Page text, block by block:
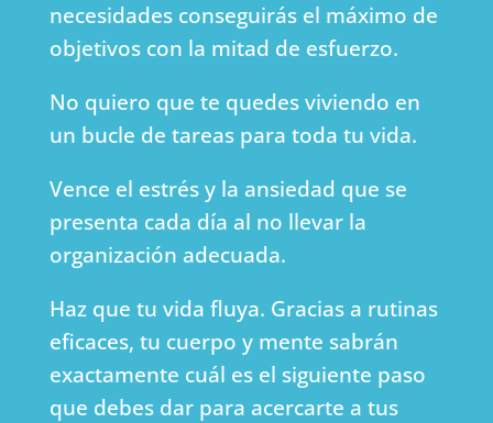
necesidades conseguirás el máximo de
objetivos con la mitad de esfuerzo.
No quiero que te quedes viviendo en
un bucle de tareas para toda tu vida.
Vence el estrés y la ansiedad que se
presenta cada día al no llevar la
organización adecuada.
Haz que tu vida fluya. Gracias a rutinas
eficaces, tu cuerpo y mente sabrán
exactamente cuál es el siguiente paso
que debes dar para acercarte a tus